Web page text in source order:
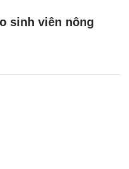
sinh viên nông